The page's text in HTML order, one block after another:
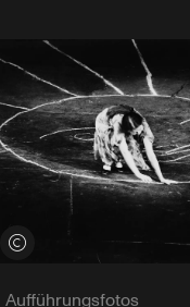
Credits öffnen
Aufführungsfotos